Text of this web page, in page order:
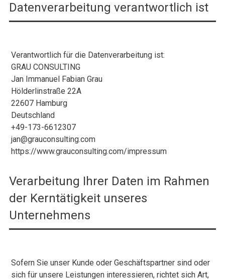
Datenverarbeitung verantwortlich ist
Verantwortlich für die Datenverarbeitung ist:
GRAU CONSULTING
Jan Immanuel Fabian Grau
Hölderlinstraße 22A
22607 Hamburg
Deutschland
+49-173-6612307
jan@grauconsulting.com
https://www.grauconsulting.com/impressum
Verarbeitung Ihrer Daten im Rahmen
der Kerntätigkeit unseres
Unternehmens
Sofern Sie unser Kunde oder Geschäftspartner sind oder
sich für unsere Leistungen interessieren, richtet sich Art,